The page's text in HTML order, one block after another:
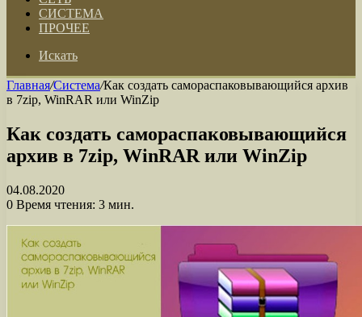
СИСТЕМА
ПРОЧЕЕ
Искать
Главная/Система/Как создать самораспаковывающийся архив
в 7zip, WinRAR или WinZip
Как создать самораспаковывающийся
архив в 7zip, WinRAR или WinZip
04.08.2020
0 Время чтения: 3 мин.